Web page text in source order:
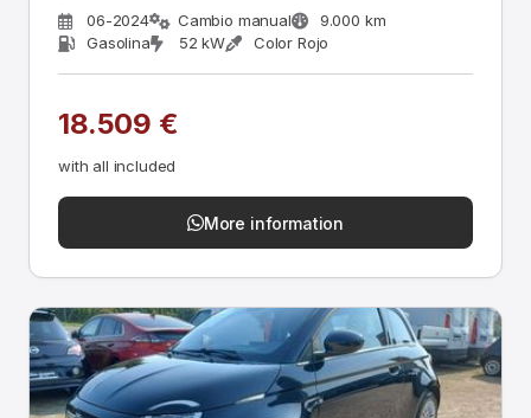
06-2024 Cambio manual
9.000 km
Gasolina
52 kW Color Rojo
18.509 €
with all included
More information